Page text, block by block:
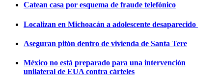
Catean casa por esquema de fraude telefónico
Localizan en Michoacán a adolescente desaparecido
Aseguran pitón dentro de vivienda de Santa Tere
México no está preparado para una intervención
unilateral de EUA contra cárteles